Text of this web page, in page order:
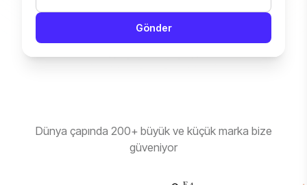
Gönder
Dünya çapında 200+ büyük ve küçük marka bize
güveniyor